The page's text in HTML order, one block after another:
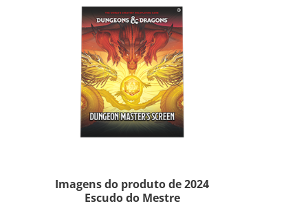
Imagens do produto de 2024
Escudo do Mestre